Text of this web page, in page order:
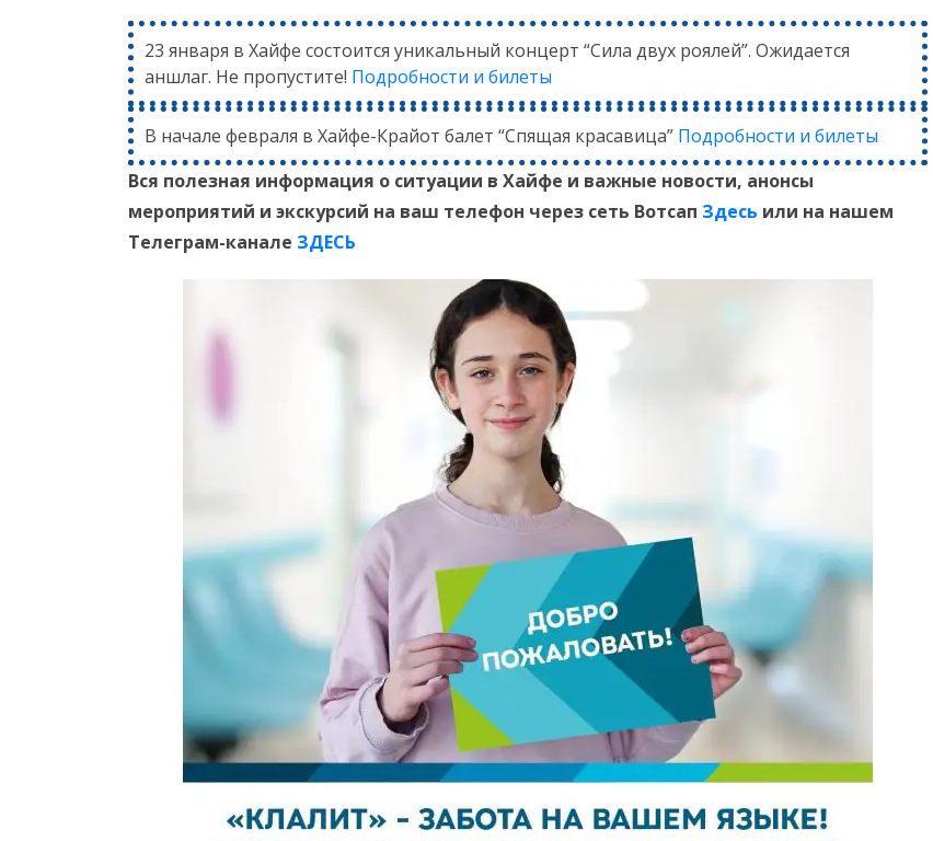
23 января в Хайфе состоится уникальный концерт “Сила двух роялей”. Ожидается
аншлаг. Не пропустите! Подробности и билеты
В начале февраля в Хайфе-Крайот балет “Спящая красавица” Подробности и билеты
Вся полезная информация о ситуации в Хайфе и важные новости, анонсы
мероприятий и экскурсий на ваш телефон через сеть Вотсап Здесь или на нашем
Телеграм-канале ЗДЕСЬ